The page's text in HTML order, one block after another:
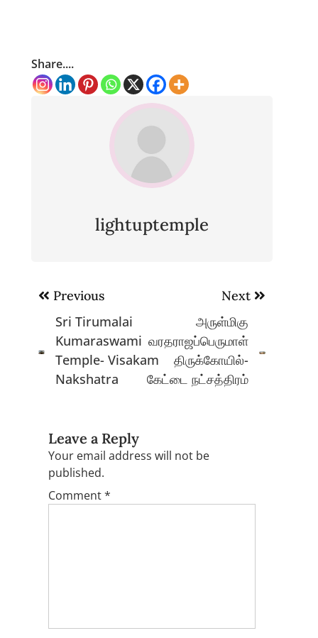
Share....
lightuptemple
Post
navigation
Previous
Sri Tirumalai
Kumaraswami
Temple- Visakam
Nakshatra
Next
அருள்மிகு
வரதராஜப்பெருமாள்
திருக்கோயில்-
கேட்டை நட்சத்திரம்
Leave a Reply
Your email address will not be
published.
Comment*